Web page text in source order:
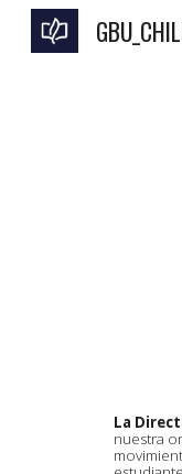
La
nuestra